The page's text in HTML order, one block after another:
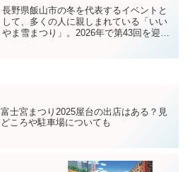
長野県飯山市の冬を代表するイベントと
して、多くの人に親しまれている「いい
やま雪まつり」。2026年で第43回を迎え
富士宮まつり2025屋台の出店はある？見
どころや駐車場についても